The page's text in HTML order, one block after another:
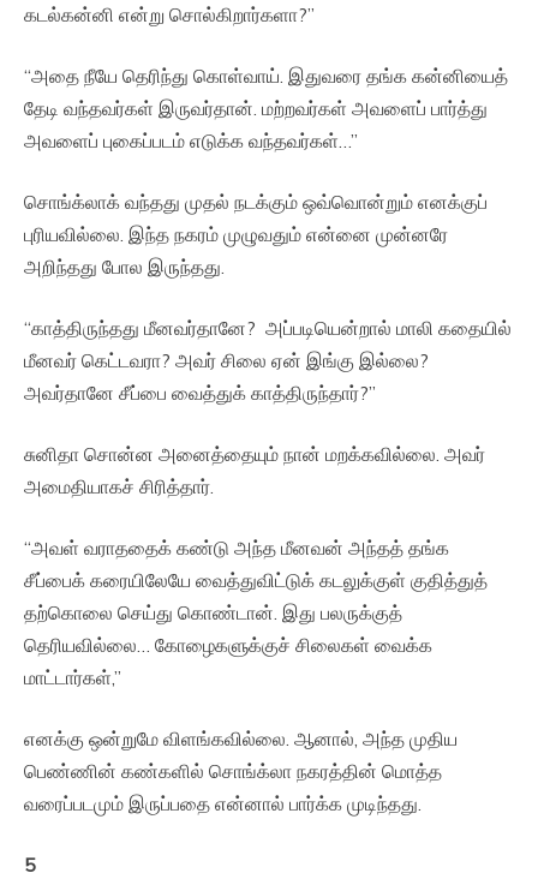
கடல்கன்னி என்று சொல்கிறார்களா?”
“அதை நீயே தெரிந்து கொள்வாய். இதுவரை தங்க கன்னியைத்
தேடி வந்தவர்கள் இருவர்தான். மற்றவர்கள் அவளைப் பார்த்து
அவளைப் புகைப்படம் எடுக்க வந்தவர்கள்…”
சொங்க்லாக் வந்தது முதல் நடக்கும் ஒவ்வொன்றும் எனக்குப்
புரியவில்லை. இந்த நகரம் முழுவதும் என்னை முன்னரே
அறிந்தது போல இருந்தது.
“காத்திருந்தது மீனவர்தானே? அப்படியென்றால் மாலி கதையில்
மீனவர் கெட்டவரா? அவர் சிலை ஏன் இங்கு இல்லை?
அவர்தானே சீப்பை வைத்துக் காத்திருந்தார்?”
சுனிதா சொன்ன அனைத்தையும் நான் மறக்கவில்லை. அவர்
அமைதியாகச் சிரித்தார்.
“அவள் வராததைக் கண்டு அந்த மீனவன் அந்தத் தங்க
சீப்பைக் கரையிலேயே வைத்துவிட்டுக் கடலுக்குள் குதித்துத்
தற்கொலை செய்து கொண்டான். இது பலருக்குத்
தெரியவில்லை… கோழைகளுக்குச் சிலைகள் வைக்க
மாட்டார்கள்,”
எனக்கு ஒன்றுமே விளங்கவில்லை. ஆனால், அந்த முதிய
பெண்ணின் கண்களில் சொங்க்லா நகரத்தின் மொத்த
வரைப்படமும் இருப்பதை என்னால் பார்க்க முடிந்தது.
5